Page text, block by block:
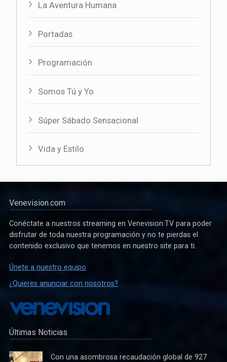
La Aventura Humana
Portadas
Programación
Somos Tú y Yo
Súper Sábado Sensacional
Vida y Estilo
Venevision.com
Conéctate a nuestros streaming en Venevision.TV para poder
disfrutar de toda nuestra programación y no te pierdas el
contenido exclusivo que tenemos en nuestro site para ti.
Únete a nuestro equipo
¿Quieres anunciar con nosotros?
Últimas Noticias
Con una asombrosa recaudación global de 927